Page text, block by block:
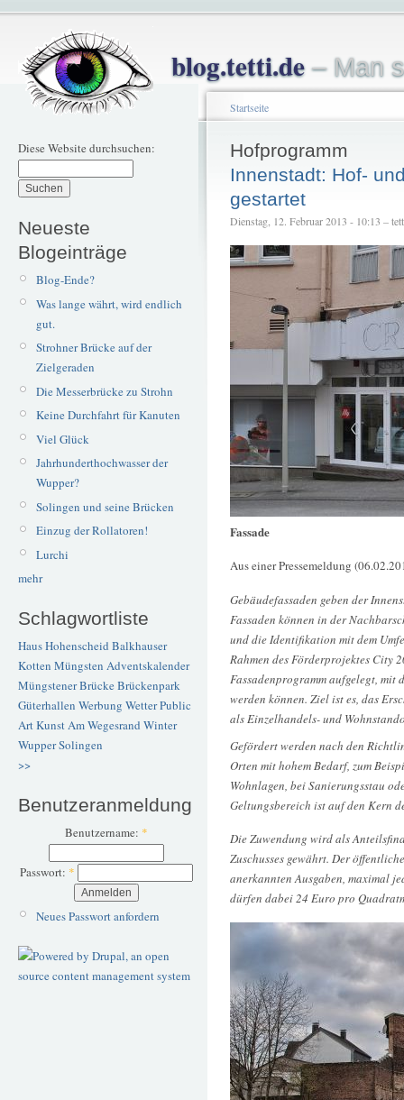
blog.tetti.de– Man
Diese Website durchsuchen:
Neueste
Blogeinträge
Blog-Ende?
Was lange währt, wird endlich
gut.
Strohner Brücke auf der
Zielgeraden
Die Messerbrücke zu Strohn
Keine Durchfahrt für Kanuten
Viel Glück
Jahrhunderthochwasser der
Wupper?
Solingen und seine Brücken
Einzug der Rollatoren!
Lurchi
mehr
Schlagwortliste
Haus Hohenscheid Balkhauser
Kotten Müngsten Adventskalender
Müngstener BrückeBrückenpark
Güterhallen Werbung WetterPublic
ArtKunstAm Wegesrand Winter
WupperSolingen
>>
Benutzeranmeldung
Benutzername: *
Passwort: *
Neues Passwort anfordern
Startseite
Hofprogramm
Innenstadt: Hof-
gestartet
Dienstag, 12. Februar 2013 - 10:13 –
Fassade
Aus einer Pressemeldung
Gebäudefassaden geben der
Fassaden können in der
und die Identifikation mit dem
Rahmen des Förderprojektes City
Fassadenprogramm aufgelegt, mit
werden können. Ziel ist es, das
als Einzelhandels- und
Gefördert werden nach den
Orten mit hohem Bedarf, zum
Wohnlagen, bei Sanierungsstau
Geltungsbereich ist auf den Kern
Die Zuwendung wird als
Zuschusses gewährt. Der
anerkannten Ausgaben, maximal
dürfen dabei 24 Euro pro